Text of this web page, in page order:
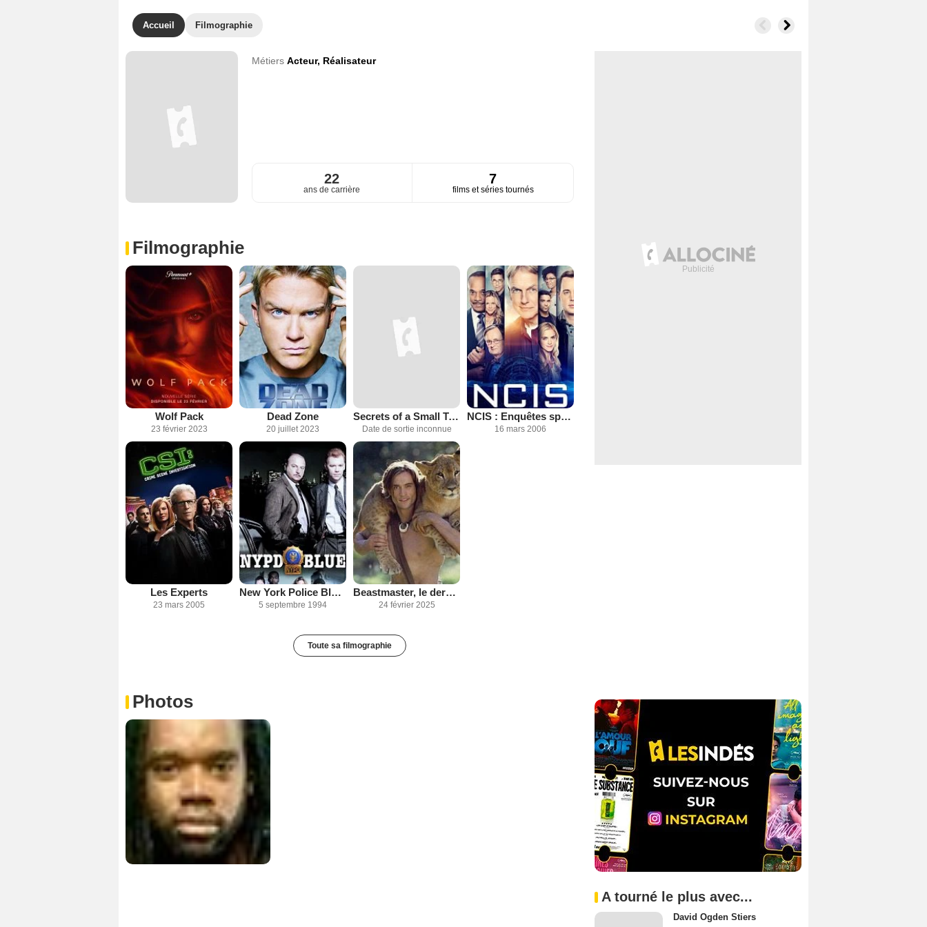
Accueil Filmographie
Métiers Acteur, Réalisateur
22
ans de carrière
7
films et séries tournés
Filmographie
Wolf Pack
23 février 2023
Dead Zone
20 juillet 2023
Secrets of a Small Town
Date de sortie inconnue
NCIS : Enquêtes spéciales
16 mars 2006
Les Experts
23 mars 2005
New York Police Blues
5 septembre 1994
Beastmaster, le dernier des survivants
24 février 2025
Toute sa filmographie
Photos
A tourné le plus avec...
David Ogden Stiers